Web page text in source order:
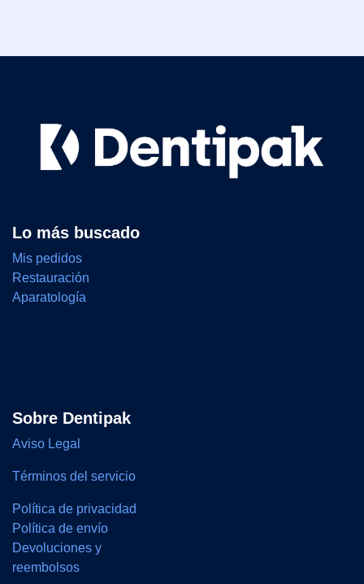
Lo más buscado
Mis pedidos
Restauración
Aparatología
Sobre Dentipak
Aviso Legal
Términos del servicio
Política de privacidad
Política de envío
Devoluciones y
reembolsos